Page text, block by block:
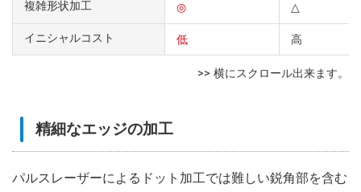
複雑形状加工 ◎ △
イニシャルコスト 低 高
精細なエッジの加工
パルスレーザーによるドット加工では難しい鋭角部を含む